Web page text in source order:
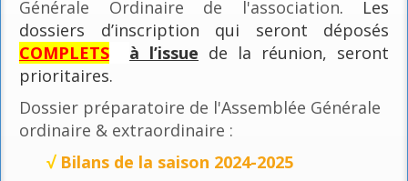
Générale Ordinaire de l'association. Les
dossiers d’inscription qui seront déposés
COMPLETS
à l’issue de la réunion, seront
prioritaires.
Dossier préparatoire de l'Assemblée Générale
ordinaire & extraordinaire :
√ Bilans de la saison 2024-2025